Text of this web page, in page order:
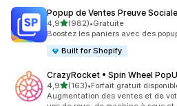
Popup de Ventes Preuve Sociale
4,9étoile(s) sur 5
(982)
982 avis au total
•Gratuite
Boostez les paniers avec des
Built for Shopify
CrazyRocket • Spin Wheel
4,9étoile(s) sur 5
(163)
163 avis au total
•Forfait gratuit
Augmentation des ventes et de